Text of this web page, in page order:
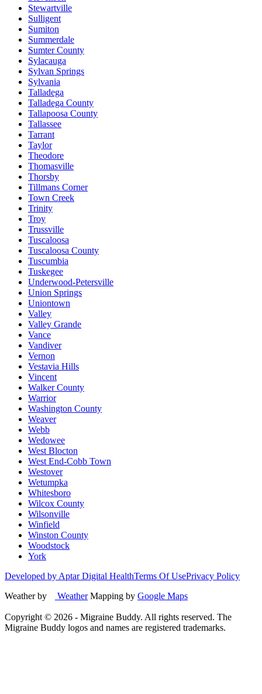
Stewartville
Sulligent
Sumiton
Summerdale
Sumter County
Sylacauga
Sylvan Springs
Sylvania
Talladega
Talladega County
Tallapoosa County
Tallassee
Tarrant
Taylor
Theodore
Thomasville
Thorsby
Tillmans Corner
Town Creek
Trinity
Troy
Trussville
Tuscaloosa
Tuscaloosa County
Tuscumbia
Tuskegee
Underwood-Petersville
Union Springs
Uniontown
Valley
Valley Grande
Vance
Vandiver
Vernon
Vestavia Hills
Vincent
Walker County
Warrior
Washington County
Weaver
Webb
Wedowee
West Blocton
West End-Cobb Town
Westover
Wetumpka
Whitesboro
Wilcox County
Wilsonville
Winfield
Winston County
Woodstock
York
Developed by Aptar Digital HealthTerms Of UsePrivacy Policy
Weather by
WeatherMapping by Google Maps
Copyright © 2026 - Migraine Buddy. All rights reserved. The
Migraine Buddy logos and names are registered trademarks.